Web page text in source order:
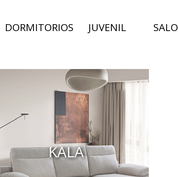
DORMITORIOS JUVENIL
KALA